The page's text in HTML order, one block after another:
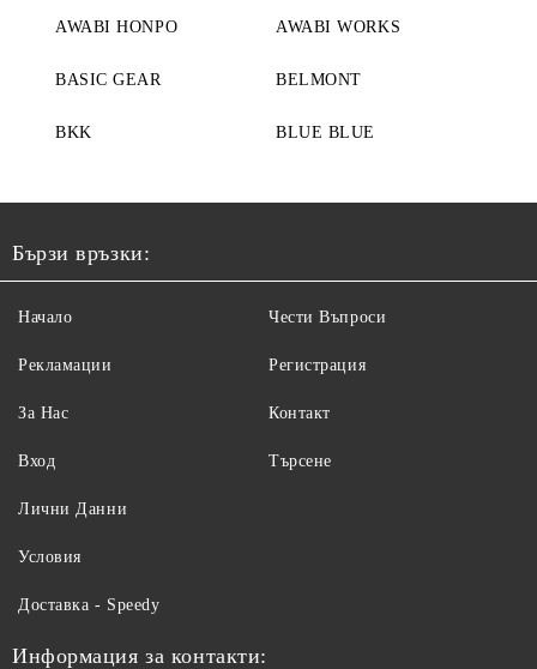
AWABI HONPO AWABI WORKS
BASIC GEAR BELMONT
BKK BLUE BLUE
Бързи връзки:
Начало
Рекламации
За Нас
Вход
Чести Въпроси
Регистрация
Контакт
Търсене
Лични Данни
Условия
Доставка - Speedy
Информация за контакти: